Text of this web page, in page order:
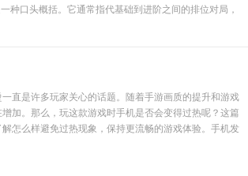
种口头概括。它通常指代基础到进阶之间的排位对局，
直是许多玩家关心的话题。随着手游画质的提升和游戏
加。那么，玩这款游戏时手机是否会变得过热呢？这篇
怎么样避免过热现象，保持更流畅的游戏体验。手机发